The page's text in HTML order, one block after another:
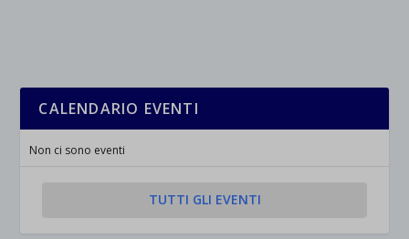
CALENDARIO EVENTI
Non ci sono eventi
TUTTI GLI EVENTI
et-saved-post*